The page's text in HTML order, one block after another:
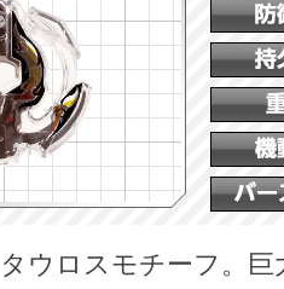
ウロスモチーフ。